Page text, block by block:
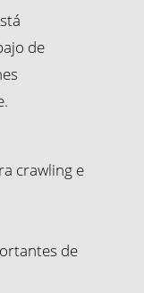
de
crawling e
de